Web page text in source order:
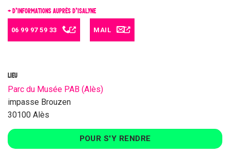
+ D’INFORMATIONS AUPRÈS D’ISALYNE
06 99 97 59 33 MAIL
LIEU
Parc du Musée PAB (Alès)
impasse Brouzen
30100 Alès
POUR S'Y RENDRE